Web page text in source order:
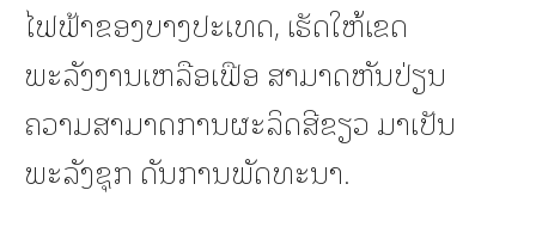
ໄຟຟ້າຂອງບາງປະເທດ, ເຮັດໃຫ້ເຂດ
ພະລັງງານເຫລືອເຟືອ ສາມາດຫັນປ່ຽນ
ຄວາມສາມາດການຜະລິດສີຂຽວ ມາເປັນ
ພະລັງຊຸກ ດັນການພັດທະນາ.